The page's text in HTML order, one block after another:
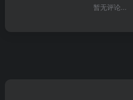
暂无评论...